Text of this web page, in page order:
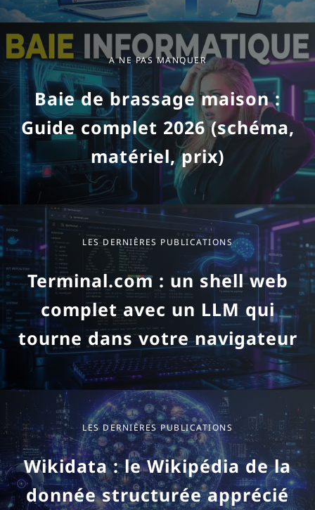
A NE PAS MANQUER
Baie de brassage maison :
Guide complet 2026 (schéma,
matériel, prix)
Les dernières publications
LES DERNIÈRES PUBLICATIONS
Terminal.com : un shell web
complet avec un LLM qui
tourne dans votre navigateur
LES DERNIÈRES PUBLICATIONS
Wikidata : le Wikipédia de la
donnée structurée apprécié